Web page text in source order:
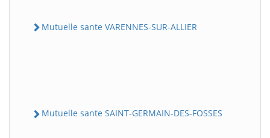
Mutuelle sante VARENNES-SUR-ALLIER
Mutuelle sante SAINT-GERMAIN-DES-FOSSES